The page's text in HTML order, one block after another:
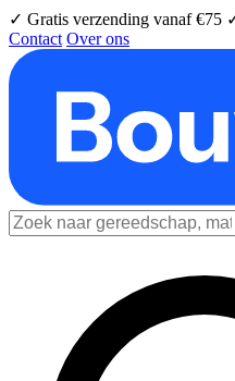
✓ Gratis verzending vanaf €75
Contact Over ons